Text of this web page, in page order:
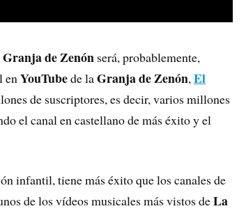
de Zenón será, probablemente,
enYouTubede laGranja de Zenón,El
de suscriptores, es decir, varios millones
el canal en castellano de más éxito y el
infantil, tiene más éxito que los canales de
de los vídeos musicales más vistos deLa